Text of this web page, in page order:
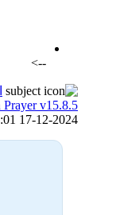
-->
v15.8.5
17-12-2024 12:01